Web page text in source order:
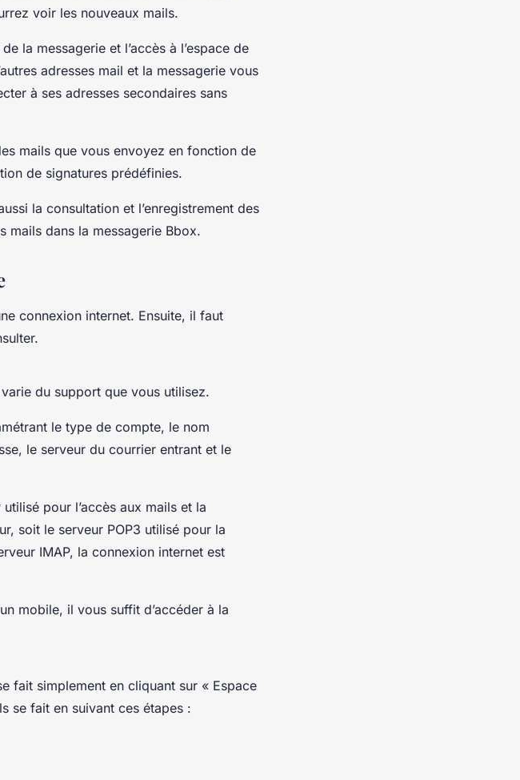
voir les nouveaux mails.
la messagerie et l’accès à l’espace de
adresses mail et la messagerie vous
à ses adresses secondaires sans
mails que vous envoyez en fonction de
de signatures prédéfinies.
la consultation et l’enregistrement des
mails dans la messagerie Bbox.
connexion internet. Ensuite, il faut
du support que vous utilisez.
le type de compte, le nom
le serveur du courrier entrant et le
pour l’accès aux mails et la
soit le serveur POP3 utilisé pour la
IMAP, la connexion internet est
mobile, il vous suffit d’accéder à la
fait simplement en cliquant sur « Espace
se fait en suivant ces étapes :